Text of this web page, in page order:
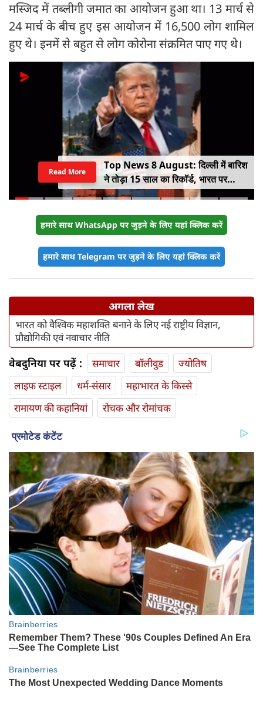
मस्जिद में तब्लीगी जमात का आयोजन हुआ था। 13 मार्च से
24 मार्च के बीच हुए इस आयोजन में 16,500 लोग शामिल
हुए थे। इनमें से बहुत से लोग कोरोना संक्रमित पाए गए थे।
Top News 8 August: दिल्ली में बारिश
ने तोड़ा 15 साल का रिकॉर्ड, भारत पर
100% टैरिफ का खतरा; Gen Z पर कंगना
Read More
हमारे साथ WhatsApp पर जुड़ने के लिए यहां क्लिक करें
हमारे साथ Telegram पर जुड़ने के लिए यहां क्लिक करें
अगला लेख
भारत को वैश्विक महाशक्ति बनाने के लिए नई राष्ट्रीय विज्ञान,
प्रौद्योगिकी एवं नवाचार नीति
वेबदुनिया पर पढ़ें : समाचार बॉलीवुड
ज्योतिष
लाइफ स्‍टाइल
धर्म-संसार
महाभारत के किस्से
रामायण की कहानियां
रोचक और रोमांचक